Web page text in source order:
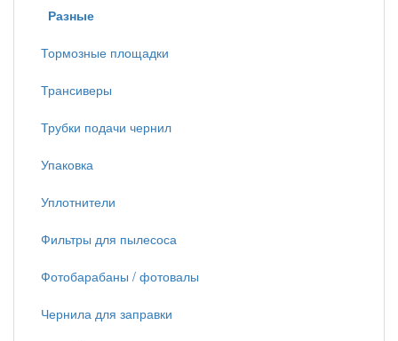
Разные
Тормозные площадки
Трансиверы
Трубки подачи чернил
Упаковка
Уплотнители
Фильтры для пылесоса
Фотобарабаны / фотовалы
Чернила для заправки